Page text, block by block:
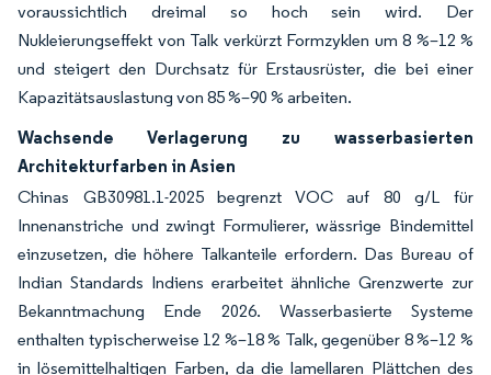
voraussichtlich dreimal so hoch sein wird. Der
Nukleierungseffekt von Talk verkürzt Formzyklen um 8 %–12 %
und steigert den Durchsatz für Erstausrüster, die bei einer
Kapazitätsauslastung von 85 %–90 % arbeiten.
Wachsende Verlagerung zu wasserbasierten
Architekturfarben in Asien
Chinas GB30981.1-2025 begrenzt VOC auf 80 g/L für
Innenanstriche und zwingt Formulierer, wässrige Bindemittel
einzusetzen, die höhere Talkanteile erfordern. Das Bureau of
Indian Standards Indiens erarbeitet ähnliche Grenzwerte zur
Bekanntmachung Ende 2026. Wasserbasierte Systeme
enthalten typischerweise 12 %–18 % Talk, gegenüber 8 %–12 %
in lösemittelhaltigen Farben, da die lamellaren Plättchen des